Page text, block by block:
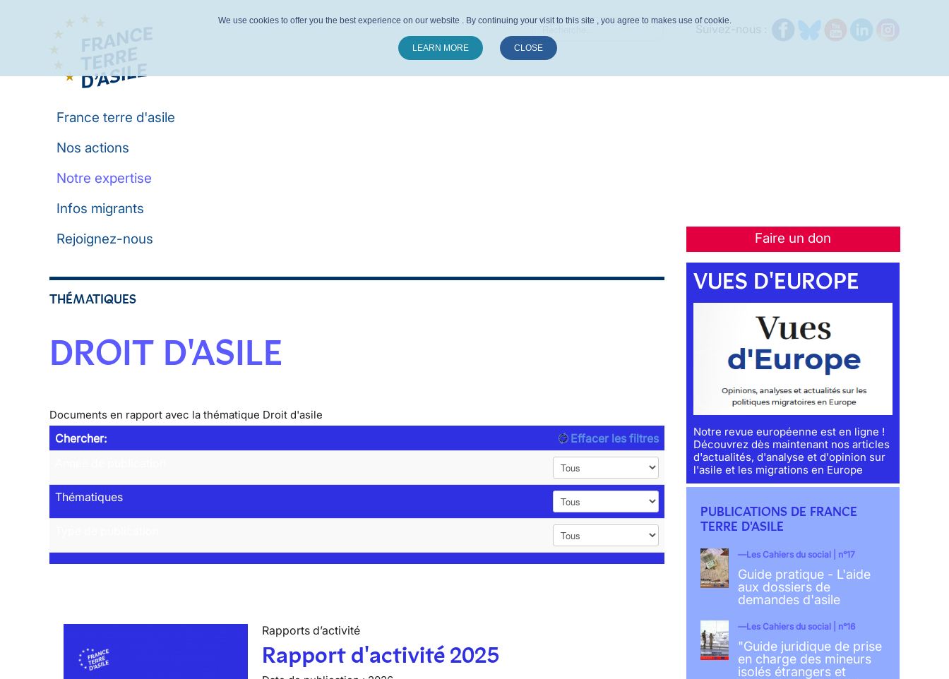
France terre d'asile
Nos actions
Notre expertise
Infos migrants
Faire un don
Rejoignez-nous
THÉMATIQUES
DROIT D'ASILE
Documents en rapport avec la thématique Droit d'asile
Chercher:
Effacer les filtres
Thématiques
Rapports d’activité
Rapport d'activité 2025
VUES D'EUROPE
Notre revue européenne est en ligne !
Découvrez dès maintenant nos articles
d'actualités, d'analyse et d'opinion sur
l'asile et les migrations en Europe
PUBLICATIONS DE FRANCE
TERRE D'ASILE
Les Cahiers du social | n°17
Guide pratique - L'aide
aux dossiers de
demandes d'asile
Les Cahiers du social | n°16
"Guide juridique de prise
en charge des mineurs
isolés étrangers et
We use cookies to offer you the best experience on our website . By continuing your visit to this site , you agree to makes use of cookie.
LEARN MORE CLOSE